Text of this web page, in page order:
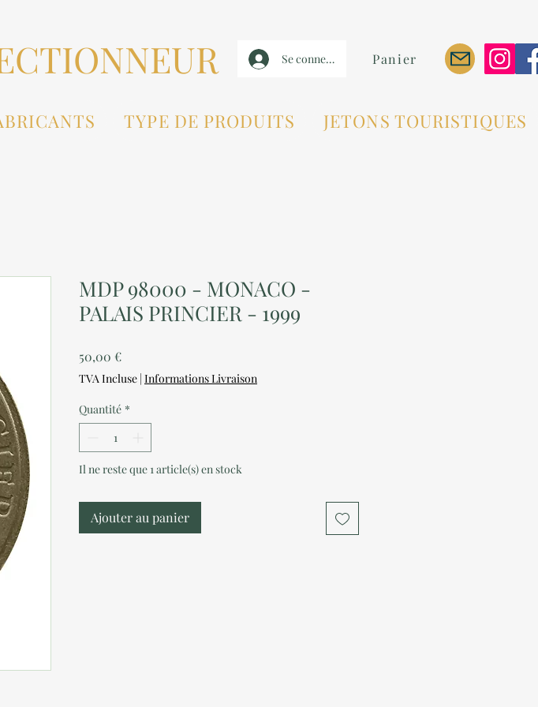
Se connecter Panier
TYPE DE PRODUITS JETONS TOURISTIQUES
MDP 98000 - MONACO -
PALAIS PRINCIER - 1999
50,00 €Prix
TVA Incluse | Informations Livraison
Quantité *
Il ne reste que 1 article(s) en stock
Ajouter au panier